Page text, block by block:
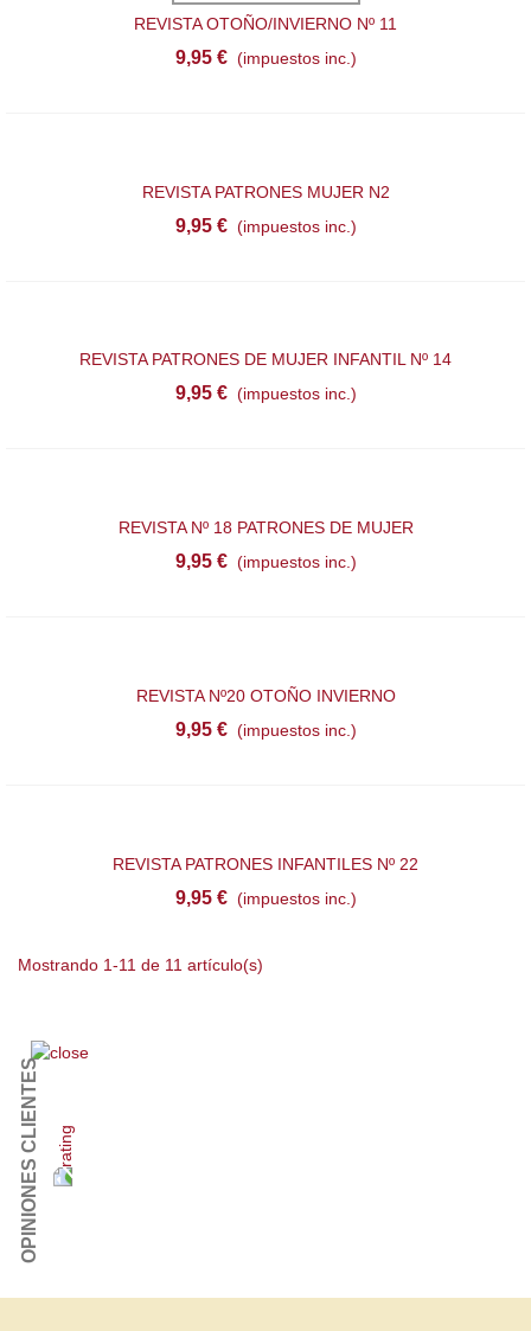
REVISTA OTOÑO/INVIERNO Nº 11
9,95 € (impuestos inc.)
REVISTA PATRONES MUJER N2
9,95 € (impuestos inc.)
REVISTA PATRONES DE MUJER INFANTIL Nº 14
9,95 € (impuestos inc.)
REVISTA Nº 18 PATRONES DE MUJER
9,95 € (impuestos inc.)
REVISTA Nº20 OTOÑO INVIERNO
9,95 € (impuestos inc.)
REVISTA PATRONES INFANTILES Nº 22
9,95 € (impuestos inc.)
Mostrando 1-11 de 11 artículo(s)
OPINIONES CLIENTES